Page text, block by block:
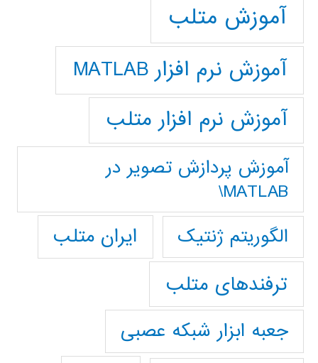
آموزش متلب
آموزش نرم افزار MATLAB
آموزش نرم افزار متلب
آموزش پردازش تصوير در
MATLAB\
الگوریتم ژنتیک
ایران متلب
ترفندهای متلب
جعبه ابزار شبکه عصبی